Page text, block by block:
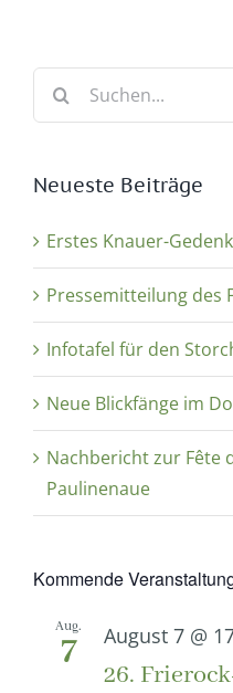
Suche
Neueste Beiträge
Erstes Knauer-
Pressemitteilung des
Infotafel für den
Neue Blickfänge im
Nachbericht zur Fête
Paulinenaue
Kommende
Aug.
7 August 7 @
26.